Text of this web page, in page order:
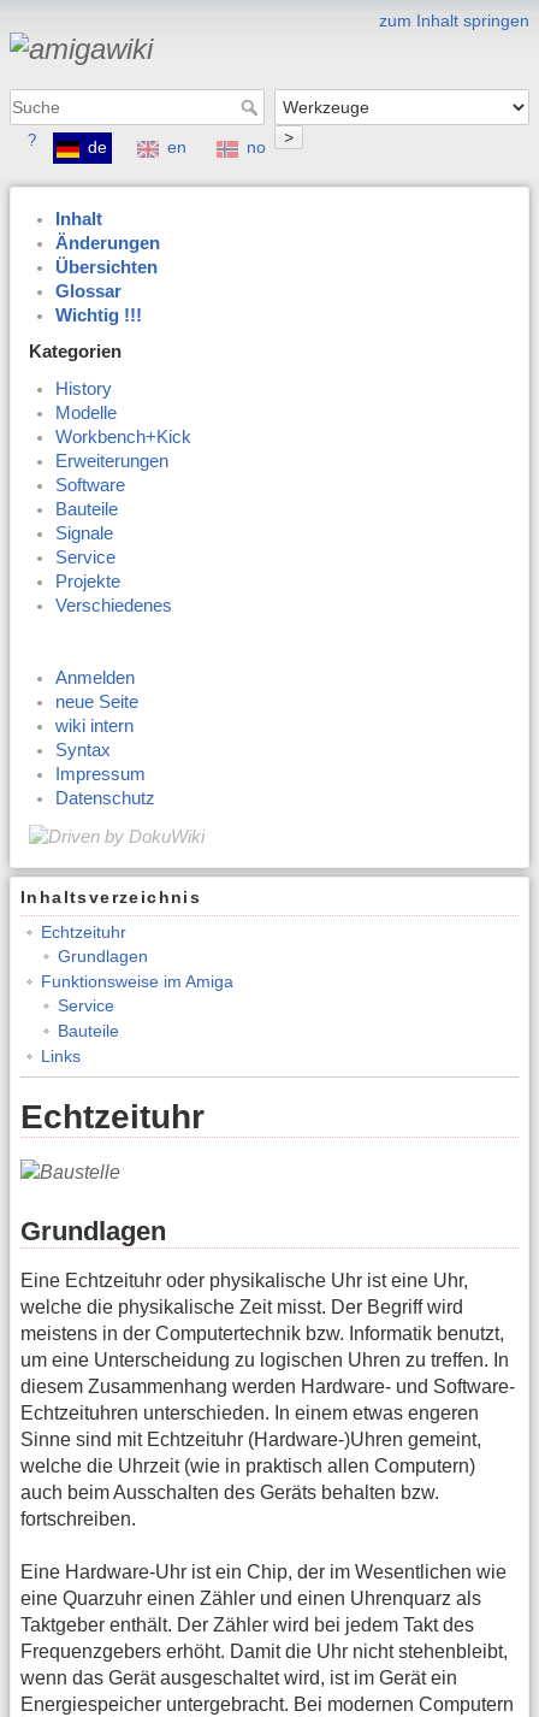
zum Inhalt springen
>
? de en no
Inhalt
Änderungen
Übersichten
Glossar
Wichtig !!!
Kategorien
History
Modelle
Workbench+Kick
Erweiterungen
Software
Bauteile
Signale
Service
Projekte
Verschiedenes
Anmelden
neue Seite
wiki intern
Syntax
Impressum
Datenschutz
Inhaltsverzeichnis
Echtzeituhr
Grundlagen
Funktionsweise im Amiga
Service
Bauteile
Links
Echtzeituhr
Grundlagen
Eine Echtzeituhr oder physikalische Uhr ist eine Uhr,
welche die physikalische Zeit misst. Der Begriff wird
meistens in der Computertechnik bzw. Informatik benutzt,
um eine Unterscheidung zu logischen Uhren zu treffen. In
diesem Zusammenhang werden Hardware- und Software-
Echtzeituhren unterschieden. In einem etwas engeren
Sinne sind mit Echtzeituhr (Hardware-)Uhren gemeint,
welche die Uhrzeit (wie in praktisch allen Computern)
auch beim Ausschalten des Geräts behalten bzw.
fortschreiben.
Eine Hardware-Uhr ist ein Chip, der im Wesentlichen wie
eine Quarzuhr einen Zähler und einen Uhrenquarz als
Taktgeber enthält. Der Zähler wird bei jedem Takt des
Frequenzgebers erhöht. Damit die Uhr nicht stehenbleibt,
wenn das Gerät ausgeschaltet wird, ist im Gerät ein
Energiespeicher untergebracht. Bei modernen Computern